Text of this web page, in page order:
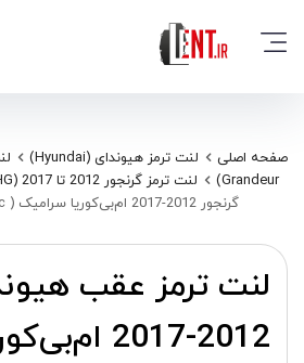
صفحه اصلی لنت ترمز هیوندای (Hyundai)
Grandeur)
لنت ترمز گرنجور 2012 تا 2017 (HG)
گرنجور 2012-2017 ام‌بی‌کوریا سرامیک ( MB-Korea Ceramic)
لنت ترمز عقب
2012-2017